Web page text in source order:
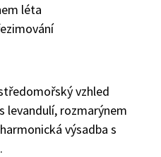
léta
vzhled
levandulí, rozmarýnem
výsadba s